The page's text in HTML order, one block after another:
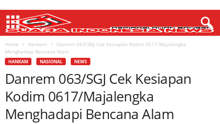
Home Hankam
Danrem 063/SGJ Cek Kesiapan Kodim 0617/Majalengka
Menghadapi Bencana Alam
HANKAM NASIONAL NEWS
Danrem 063/SGJ Cek Kesiapan
Kodim 0617/Majalengka
Menghadapi Bencana Alam